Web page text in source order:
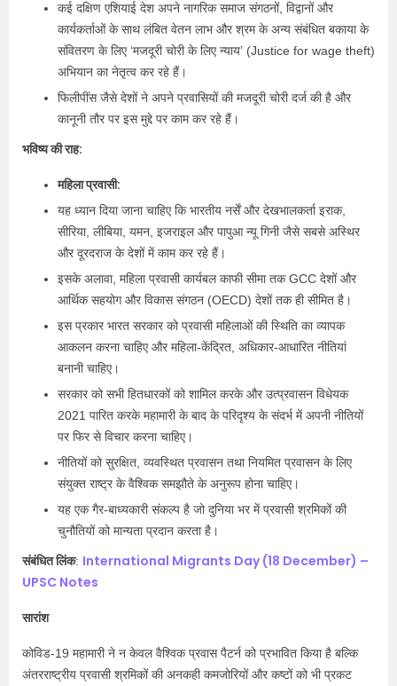
कई दक्षिण एशियाई देश अपने नागरिक समाज संगठनों, विद्वानों और
कार्यकर्ताओं के साथ लंबित वेतन लाभ और श्रम के अन्य संबंधित बकाया के
संवितरण के लिए ‘मजदूरी चोरी के लिए न्याय’ (Justice for wage theft)
अभियान का नेतृत्व कर रहे हैं।
फिलीपींस जैसे देशों ने अपने प्रवासियों की मजदूरी चोरी दर्ज की है और
कानूनी तौर पर इस मुद्दे पर काम कर रहे हैं।
भविष्य की राह:
महिला प्रवासी:
यह ध्यान दिया जाना चाहिए कि भारतीय नर्सें और देखभालकर्ता इराक,
सीरिया, लीबिया, यमन, इजराइल और पापुआ न्यू गिनी जैसे सबसे अस्थिर
और दूरदराज के देशों में काम कर रहे हैं।
इसके अलावा, महिला प्रवासी कार्यबल काफी सीमा तक GCC देशों और
आर्थिक सहयोग और विकास संगठन (OECD) देशों तक ही सीमित है।
इस प्रकार भारत सरकार को प्रवासी महिलाओं की स्थिति का व्यापक
आकलन करना चाहिए और महिला-केंद्रित, अधिकार-आधारित नीतियां
बनानी चाहिए।
सरकार को सभी हितधारकों को शामिल करके और उत्प्रवासन विधेयक
2021 पारित करके महामारी के बाद के परिदृश्य के संदर्भ में अपनी नीतियों
पर फिर से विचार करना चाहिए।
नीतियों को सुरक्षित, व्यवस्थित प्रवासन तथा नियमित प्रवासन के लिए
संयुक्त राष्ट्र के वैश्विक समझौते के अनुरूप होना चाहिए।
यह एक गैर-बाध्यकारी संकल्प है जो दुनिया भर में प्रवासी श्रमिकों की
चुनौतियों को मान्यता प्रदान करता है।
संबंधित लिंक: International Migrants Day (18 December) –
UPSC Notes
सारांश
कोविड-19 महामारी ने न केवल वैश्विक प्रवास पैटर्न को प्रभावित किया है बल्कि
अंतरराष्ट्रीय प्रवासी श्रमिकों की अनकही कमजोरियों और कष्टों को भी प्रकट